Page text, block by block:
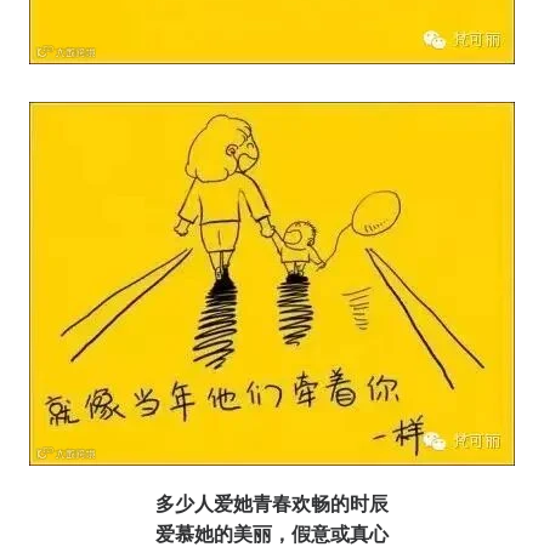
多少人爱她青春欢畅的时辰
爱慕她的美丽，假意或真心